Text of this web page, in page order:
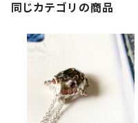
同じカテゴリの商品